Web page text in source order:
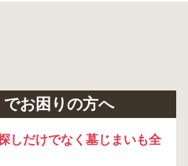
でお困りの方へ
しだけでなく墓じまいも全